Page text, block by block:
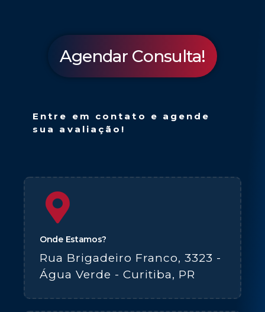
Agendar Consulta!
Entre em contato e agende
sua avaliação!
Onde Estamos?
Rua Brigadeiro Franco, 3323 -
Água Verde - Curitiba, PR